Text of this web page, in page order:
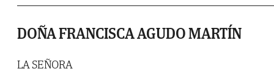
DOÑA FRANCISCA AGUDO MARTÍN
LA SEÑORA